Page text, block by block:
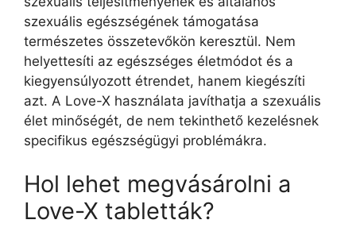
szexuális egészségének támogatása
természetes összetevőkön keresztül. Nem
helyettesíti az egészséges életmódot és a
kiegyensúlyozott étrendet, hanem kiegészíti
azt. A Love-X használata javíthatja a szexuális
élet minőségét, de nem tekinthető kezelésnek
specifikus egészségügyi problémákra.
Hol lehet megvásárolni a
Love-X tabletták?